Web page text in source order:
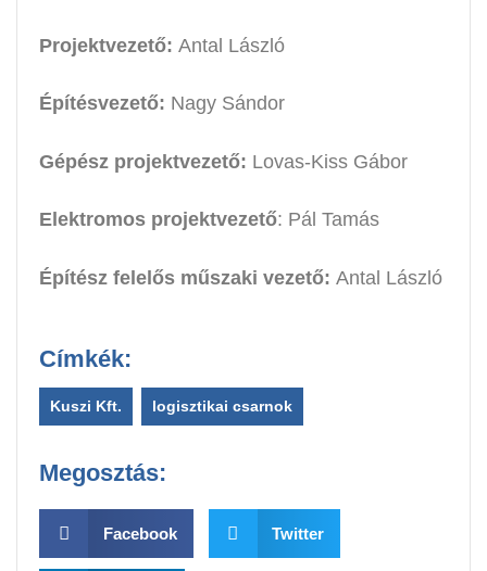
Projektvezető: Antal László
Építésvezető: Nagy Sándor
Gépész projektvezető: Lovas-Kiss Gábor
Elektromos projektvezető: Pál Tamás
Építész felelős műszaki vezető: Antal László
Címkék:
Kuszi Kft. logisztikai csarnok
Megosztás:
Facebook Twitter